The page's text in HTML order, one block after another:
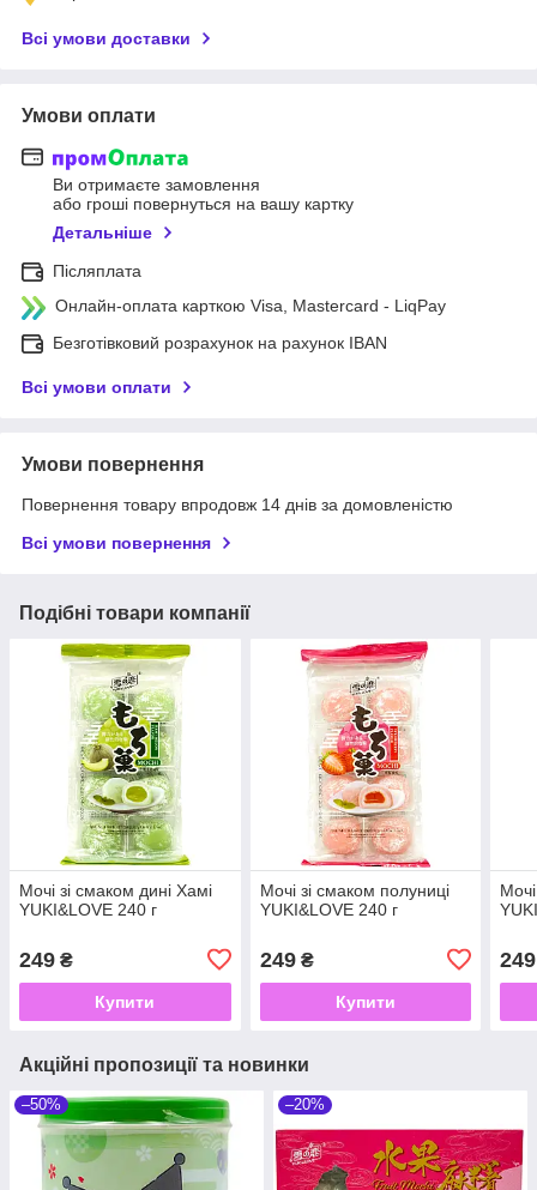
Всі умови доставки
Умови оплати
Ви отримаєте замовлення
або гроші повернуться на вашу картку
Детальніше
Післяплата
Онлайн-оплата карткою Visa, Mastercard - LiqPay
Безготівковий розрахунок на рахунок IBAN
Всі умови оплати
Умови повернення
Повернення товару впродовж 14 днів за домовленістю
Всі умови повернення
Подібні товари компанії
Мочі зі смаком дині Хамі
YUKI&LOVE 240 г
249 ₴
Купити
Мочі зі смаком полуниці
YUKI&LOVE 240 г
249₴
Купити
249
Акційні пропозиції та новинки
–50% –20%